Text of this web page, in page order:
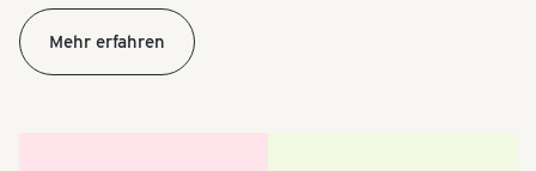
Mehr erfahren